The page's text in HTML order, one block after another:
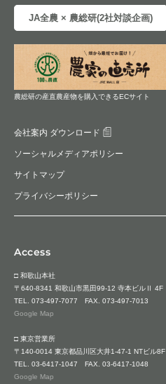
JA全農 × 農総研(2社対談企画)
農総研の産直農産物を購入できるECサイト
会社案内 ダウンロード
ソーシャルメディアポリシー
サイトマップ
プライバシーポリシー
Access
□ 和歌山本社
〒640-8341 和歌山市黒田99-12 寺本ビルⅡ 4F
TEL. 073-497-7077 FAX. 073-497-7013
Google Map
□ 東京営業所
〒140-0014 東京都品川区大井1-47-1 NTビル8F
TEL. 03-6417-1047 FAX. 03-6417-1048
Google Map